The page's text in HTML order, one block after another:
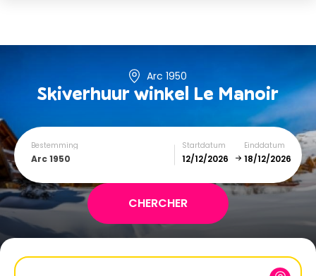
Arc 1950
Skiverhuur winkel Le Manoir
Bestemming
Arc 1950
Startdatum Einddatum